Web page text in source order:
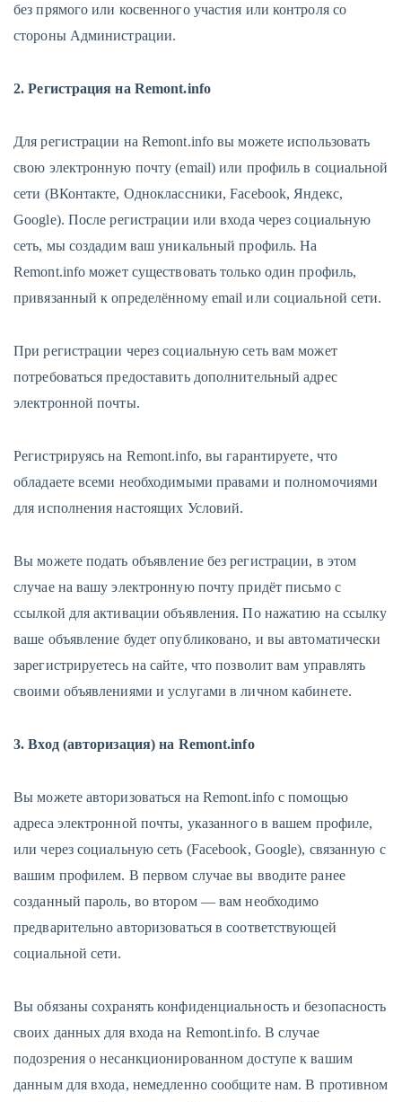
без прямого или косвенного участия или контроля со
стороны Администрации.
2. Регистрация на Remont.info
Для регистрации на Remont.info вы можете использовать
свою электронную почту (email) или профиль в социальной
сети (ВКонтакте, Одноклассники, Facebook, Яндекс,
Google). После регистрации или входа через социальную
сеть, мы создадим ваш уникальный профиль. На
Remont.info может существовать только один профиль,
привязанный к определённому email или социальной сети.
При регистрации через социальную сеть вам может
потребоваться предоставить дополнительный адрес
электронной почты.
Регистрируясь на Remont.info, вы гарантируете, что
обладаете всеми необходимыми правами и полномочиями
для исполнения настоящих Условий.
Вы можете подать объявление без регистрации, в этом
случае на вашу электронную почту придёт письмо с
ссылкой для активации объявления. По нажатию на ссылку
ваше объявление будет опубликовано, и вы автоматически
зарегистрируетесь на сайте, что позволит вам управлять
своими объявлениями и услугами в личном кабинете.
3. Вход (авторизация) на Remont.info
Вы можете авторизоваться на Remont.info с помощью
адреса электронной почты, указанного в вашем профиле,
или через социальную сеть (Facebook, Google), связанную с
вашим профилем. В первом случае вы вводите ранее
созданный пароль, во втором — вам необходимо
предварительно авторизоваться в соответствующей
социальной сети.
Вы обязаны сохранять конфиденциальность и безопасность
своих данных для входа на Remont.info. В случае
подозрения о несанкционированном доступе к вашим
данным для входа, немедленно сообщите нам. В противном